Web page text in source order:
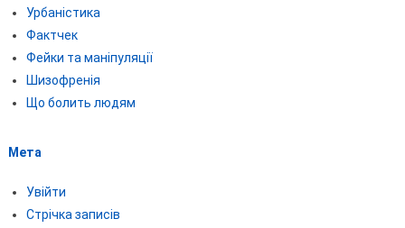
Урбаністика
Фактчек
Фейки та маніпуляції
Шизофренія
Що болить людям
Мета
Увійти
Стрічка записів